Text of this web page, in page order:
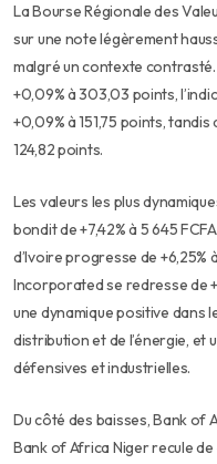
La Bourse Régionale des
sur une note légèrement
malgré un contexte contrasté.
+0,09% à 303,03 points,
+0,09% à 151,75 points,
124,82 points.
Les valeurs les plus
bondit de +7,42% à 5 645
d’Ivoire progresse de
Incorporated se redresse de
une dynamique positive dans
distribution et de l’énergie, et
défensives et industrielles.
Du côté des baisses, Bank of
Bank of Africa Niger recule